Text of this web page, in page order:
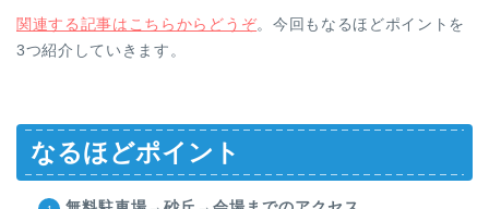
関連する記事はこちらからどうぞ。今回もなるほどポイントを
3つ紹介していきます。
なるほどポイント